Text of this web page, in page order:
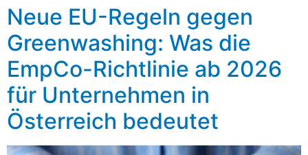
Neue EU-Regeln gegen
Greenwashing: Was die
EmpCo-Richtlinie ab 2026
für Unternehmen in
Österreich bedeutet